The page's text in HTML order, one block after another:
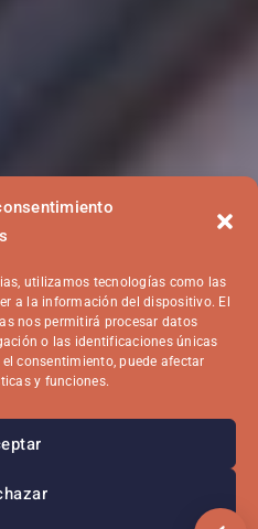
utilizamos tecnologías como las
a la información del dispositivo. El
nos permitirá procesar datos
o las identificaciones únicas
consentimiento, puede afectar
y funciones.